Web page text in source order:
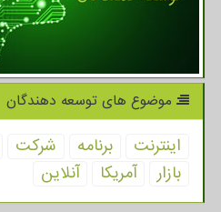
موضوع های توسعه دهندگان
اینترنت برنامه شركت
بازار
آمریكا آنلاین